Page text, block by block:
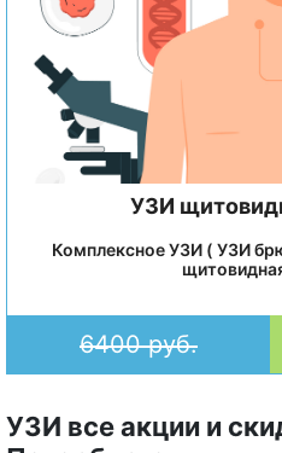
УЗИ
Комплексное УЗИ ( УЗИ
6400 руб.
УЗИ все акции и